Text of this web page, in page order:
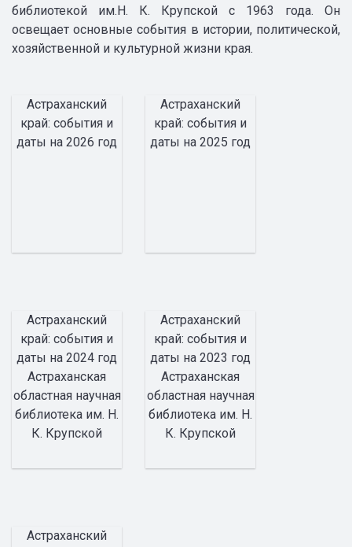
библиотекой им.Н. К. Крупской с 1963 года. Он
освещает основные события в истории, политической,
хозяйственной и культурной жизни края.
Астраханский
край: события и
даты на 2026 год
Астраханский
край: события и
даты на 2025 год
Астраханский
край: события и
даты на 2024 год
Астраханская
областная научная
библиотека им. Н.
К. Крупской
Астраханский
край: события и
даты на 2023 год
Астраханская
областная научная
библиотека им. Н.
К. Крупской
Астраханский